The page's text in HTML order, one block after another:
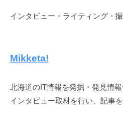
インタビュー・ライティング・
Mikketa!
北海道のIT情報を発掘・発見情
インタビュー取材を行い、記事を